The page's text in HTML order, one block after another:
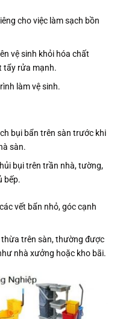
cho việc làm sạch bồn
vệ sinh khỏi hóa chất
tẩy rửa mạnh.
làm vệ sinh.
bụi bẩn trên sàn trước khi
sàn.
bụi trên trần nhà, tường,
bếp.
vết bẩn nhỏ, góc cạnh
thừa trên sàn, thường được
nhà xưởng hoặc kho bãi.